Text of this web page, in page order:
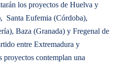
los proyectos de Huelva y
Santa Eufemia (Córdoba),
Baza (Granada) y Fregenal de
entre Extremadura y
proyectos contemplan una